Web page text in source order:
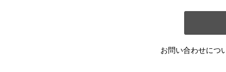
お問い合わせにつ